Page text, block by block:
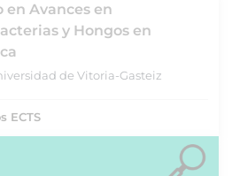
Avances en
y Hongos en
de Vitoria-Gasteiz
ECTS